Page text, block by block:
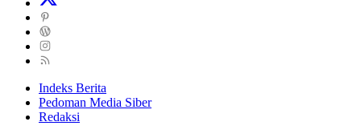
Indeks Berita
Pedoman Media Siber
Redaksi